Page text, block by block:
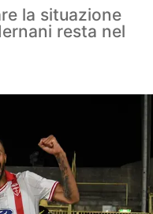
la situazione
resta nel